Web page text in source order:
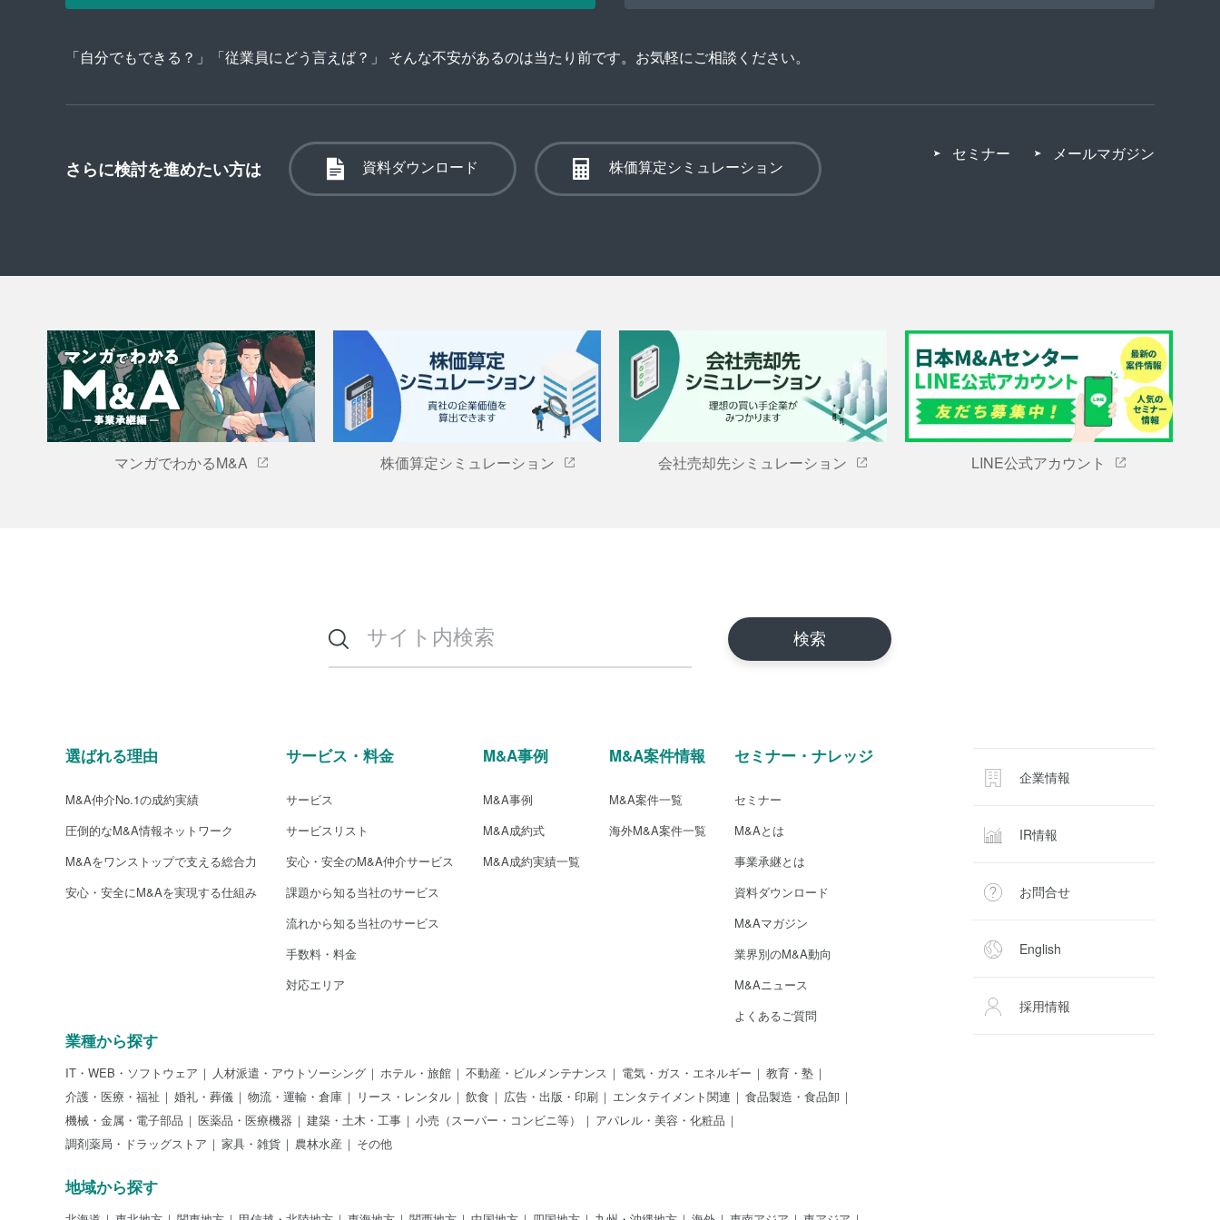
「自分でもできる？」「従業員にどう言えば？」 そんな不安があるのは当たり前です。お気軽にご相談ください。
さらに検討を進めたい方は 資料ダウンロード 株価算定シミュレーション
セミナー メールマガジン
マンガでわかるM&A 株価算定シミュレーション 会社売却先シミュレーション LINE公式アカウント
選ばれる理由
M&A仲介No.1の成約実績
圧倒的なM&A情報ネットワーク
M&Aをワンストップで支える総合力
安心・安全にM&Aを実現する仕組み
サービス・料金
サービス
サービスリスト
安心・安全のM&A仲介サービス
課題から知る当社のサービス
流れから知る当社のサービス
手数料・料金
対応エリア
M&A事例
M&A事例
M&A成約式
M&A成約実績一覧
M&A案件情報
M&A案件一覧
海外M&A案件一覧
セミナー・ナレッジ
セミナー
M&Aとは
事業承継とは
資料ダウンロード
M&Aマガジン
業界別のM&A動向
M&Aニュース
よくあるご質問
業種から探す
IT・WEB・ソフトウェア 人材派遣・アウトソーシング ホテル・旅館 不動産・ビルメンテナンス 電気・ガス・エネルギー
教育・塾
介護・医療・福祉
婚礼・葬儀 物流・運輸・倉庫 リース・レンタル 飲食 広告・出版・印刷 エンタテイメント関連
食品製造・食品卸
機械・金属・電子部品
医薬品・医療機器 建築・土木・工事 小売（スーパー・コンビニ等）
アパレル・美容・化粧品
調剤薬局・ドラッグストア
家具・雑貨 農林水産 その他
地域から探す
企業情報
IR情報
お問合せ
English
採用情報